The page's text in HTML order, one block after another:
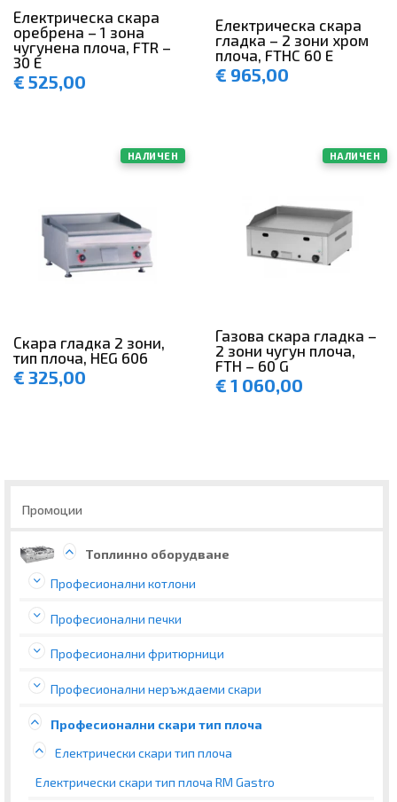
Електрическа скара
оребрена – 1 зона
чугунена плоча, FTR –
30 E
€ 525,00
Електрическа скара
гладка – 2 зони хром
плоча, FTHC 60 E
€ 965,00
НАЛИЧЕН
Скара гладка 2 зони,
тип плоча, HEG 606
€ 325,00
НАЛИЧЕН
Газова скара гладка –
2 зони чугун плоча,
FTH – 60 G
€ 1 060,00
Промоции
Топлинно оборудване
Професионални котлони
Професионални печки
Професионални фритюрници
Професионални неръждаеми скари
Професионални скари тип плоча
Електрически скари тип плоча
Електрически скари тип плоча RM Gastro